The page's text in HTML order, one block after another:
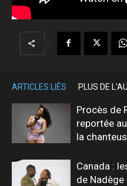
ARTICLES LIÉS PLUS DE
Procès de
reportée
la
Canada :
de